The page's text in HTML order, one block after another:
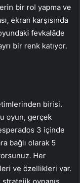
bir rol yapma ve
ekran karşısında
fevkalâde
bir renk katıyor.
birisi.
oyun, gerçek
3 içinde
bağlı olarak 5
Her
ve özellikleri var.